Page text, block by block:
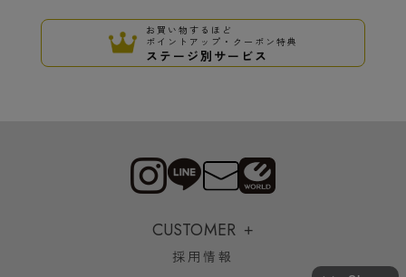
お買い物するほど
ポイントアップ・クーポン特典
ステージ別サービス
CUSTOMER
採用情報